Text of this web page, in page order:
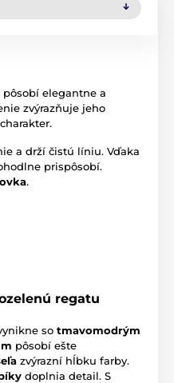
pôsobí elegantne a
zvýrazňuje jeho
a drží čistú líniu. Vďaka
prispôsobí.
.
regatu
so tmavomodrým
pôsobí ešte
zvýrazní hĺbku farby.
doplnia detail. S